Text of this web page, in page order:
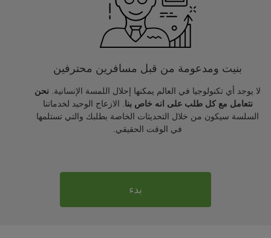
بنيت ومدعومة من قبل مسافرين محترفين
لا يوجد أي تكنولوجيا في العالم يمكنها إحلال اللمسة الإنسانية. نحن
نتعامل مع كل طلب على انه خاص بنا . الازعاج الوحيد لخدماتنا
السلسة سيكون من خلال التحديثات الخاصة بطلبك والتي تستلمها
في الوقت الحقيقي.
بدء